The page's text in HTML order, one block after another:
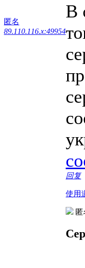
匿名
89.110.116.x:49954
В
回复
使用
匿